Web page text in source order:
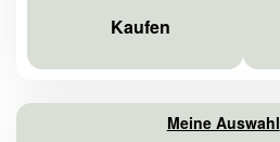
Kaufen
Meine Auswahl